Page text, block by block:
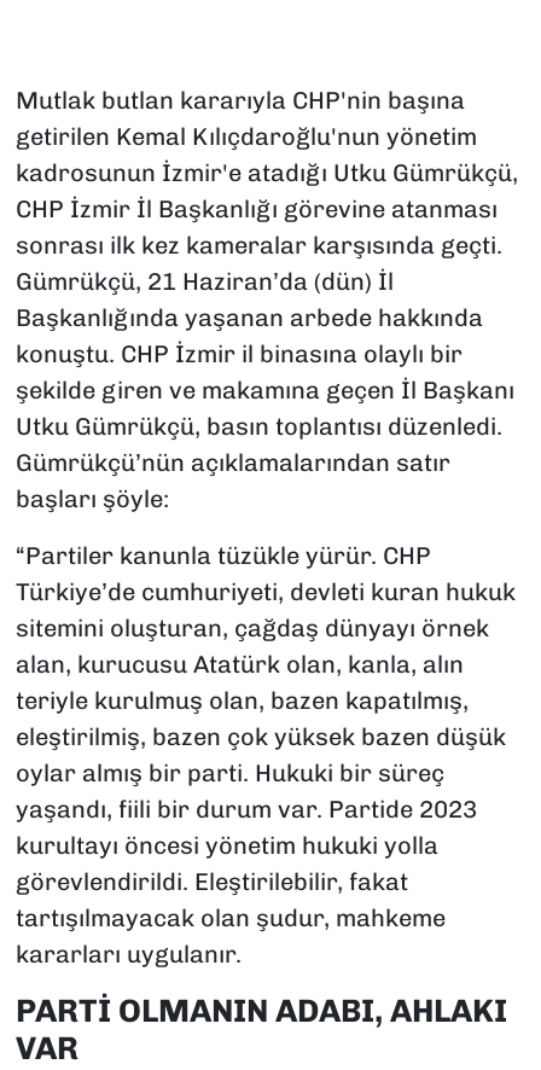
Mutlak butlan kararıyla CHP'nin başına
getirilen Kemal Kılıçdaroğlu'nun yönetim
kadrosunun İzmir'e atadığı Utku Gümrükçü,
CHP İzmir İl Başkanlığı görevine atanması
sonrası ilk kez kameralar karşısında geçti.
Gümrükçü, 21 Haziran’da (dün) İl
Başkanlığında yaşanan arbede hakkında
konuştu. CHP İzmir il binasına olaylı bir
şekilde giren ve makamına geçen İl Başkanı
Utku Gümrükçü, basın toplantısı düzenledi.
Gümrükçü’nün açıklamalarından satır
başları şöyle:
“Partiler kanunla tüzükle yürür. CHP
Türkiye’de cumhuriyeti, devleti kuran hukuk
sitemini oluşturan, çağdaş dünyayı örnek
alan, kurucusu Atatürk olan, kanla, alın
teriyle kurulmuş olan, bazen kapatılmış,
eleştirilmiş, bazen çok yüksek bazen düşük
oylar almış bir parti. Hukuki bir süreç
yaşandı, fiili bir durum var. Partide 2023
kurultayı öncesi yönetim hukuki yolla
görevlendirildi. Eleştirilebilir, fakat
tartışılmayacak olan şudur, mahkeme
kararları uygulanır.
PARTİ OLMANIN ADABI, AHLAKI
VAR